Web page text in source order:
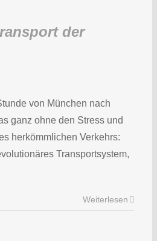
der
von München nach
ganz ohne den Stress und
herkömmlichen Verkehrs:
Transportsystem,
Weiterlesen